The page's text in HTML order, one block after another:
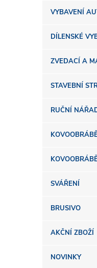
s
a
n
n
p
a
n
VYBAVENÍ
DÍLENSKÉ
ZVEDACÍ A
STAVEBNÍ
RUČNÍ
SVÁŘENÍ
BRUSIVO
AKČNÍ ZBOŽÍ
NOVINKY